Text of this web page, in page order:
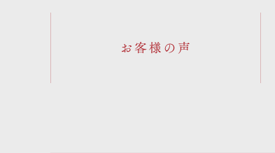
お客様の声